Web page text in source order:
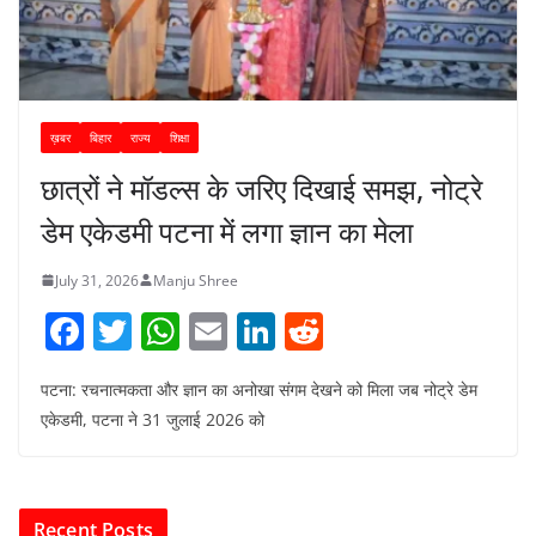
ख़बर बिहार राज्य शिक्षा
छात्रों ने मॉडल्स के जरिए दिखाई समझ, नोट्रे
डेम एकेडमी पटना में लगा ज्ञान का मेला
July 31, 2026 Manju Shree
F
c
o
T
itt
W
at
E
m
ai
Li
n
k
e
d
पटना: रचनात्मकता और ज्ञान का अनोखा संगम देखने को मिला जब नोट्रे डेम
एकेडमी, पटना ने 31 जुलाई 2026 को
Recent Posts